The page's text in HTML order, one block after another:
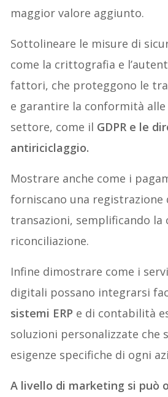
maggior valore aggiunto.
Sottolineare le misure di
come la crittografia e
fattori, che proteggono le
e garantire la conformità
settore, come il GDPR e le
antiriciclaggio.
Mostrare anche come i
forniscano una
transazioni, semplificando la
riconciliazione.
Infine dimostrare come i
digitali possano integrarsi
sistemi ERP e di contabilità
soluzioni personalizzate che
esigenze specifiche di ogni
A livello di marketing si può